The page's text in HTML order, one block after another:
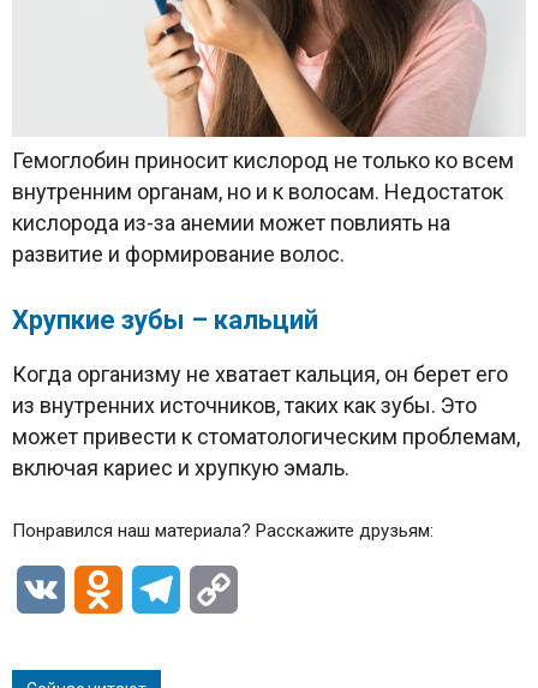
Гемоглобин приносит кислород не только ко всем
внутренним органам, но и к волосам. Недостаток
кислорода из-за анемии может повлиять на
развитие и формирование волос.
Хрупкие зубы – кальций
Когда организму не хватает кальция, он берет его
из внутренних источников, таких как зубы. Это
может привести к стоматологическим проблемам,
включая кариес и хрупкую эмаль.
Понравился наш материала? Расскажите друзьям:
VK Odnoklassniki
Telegram